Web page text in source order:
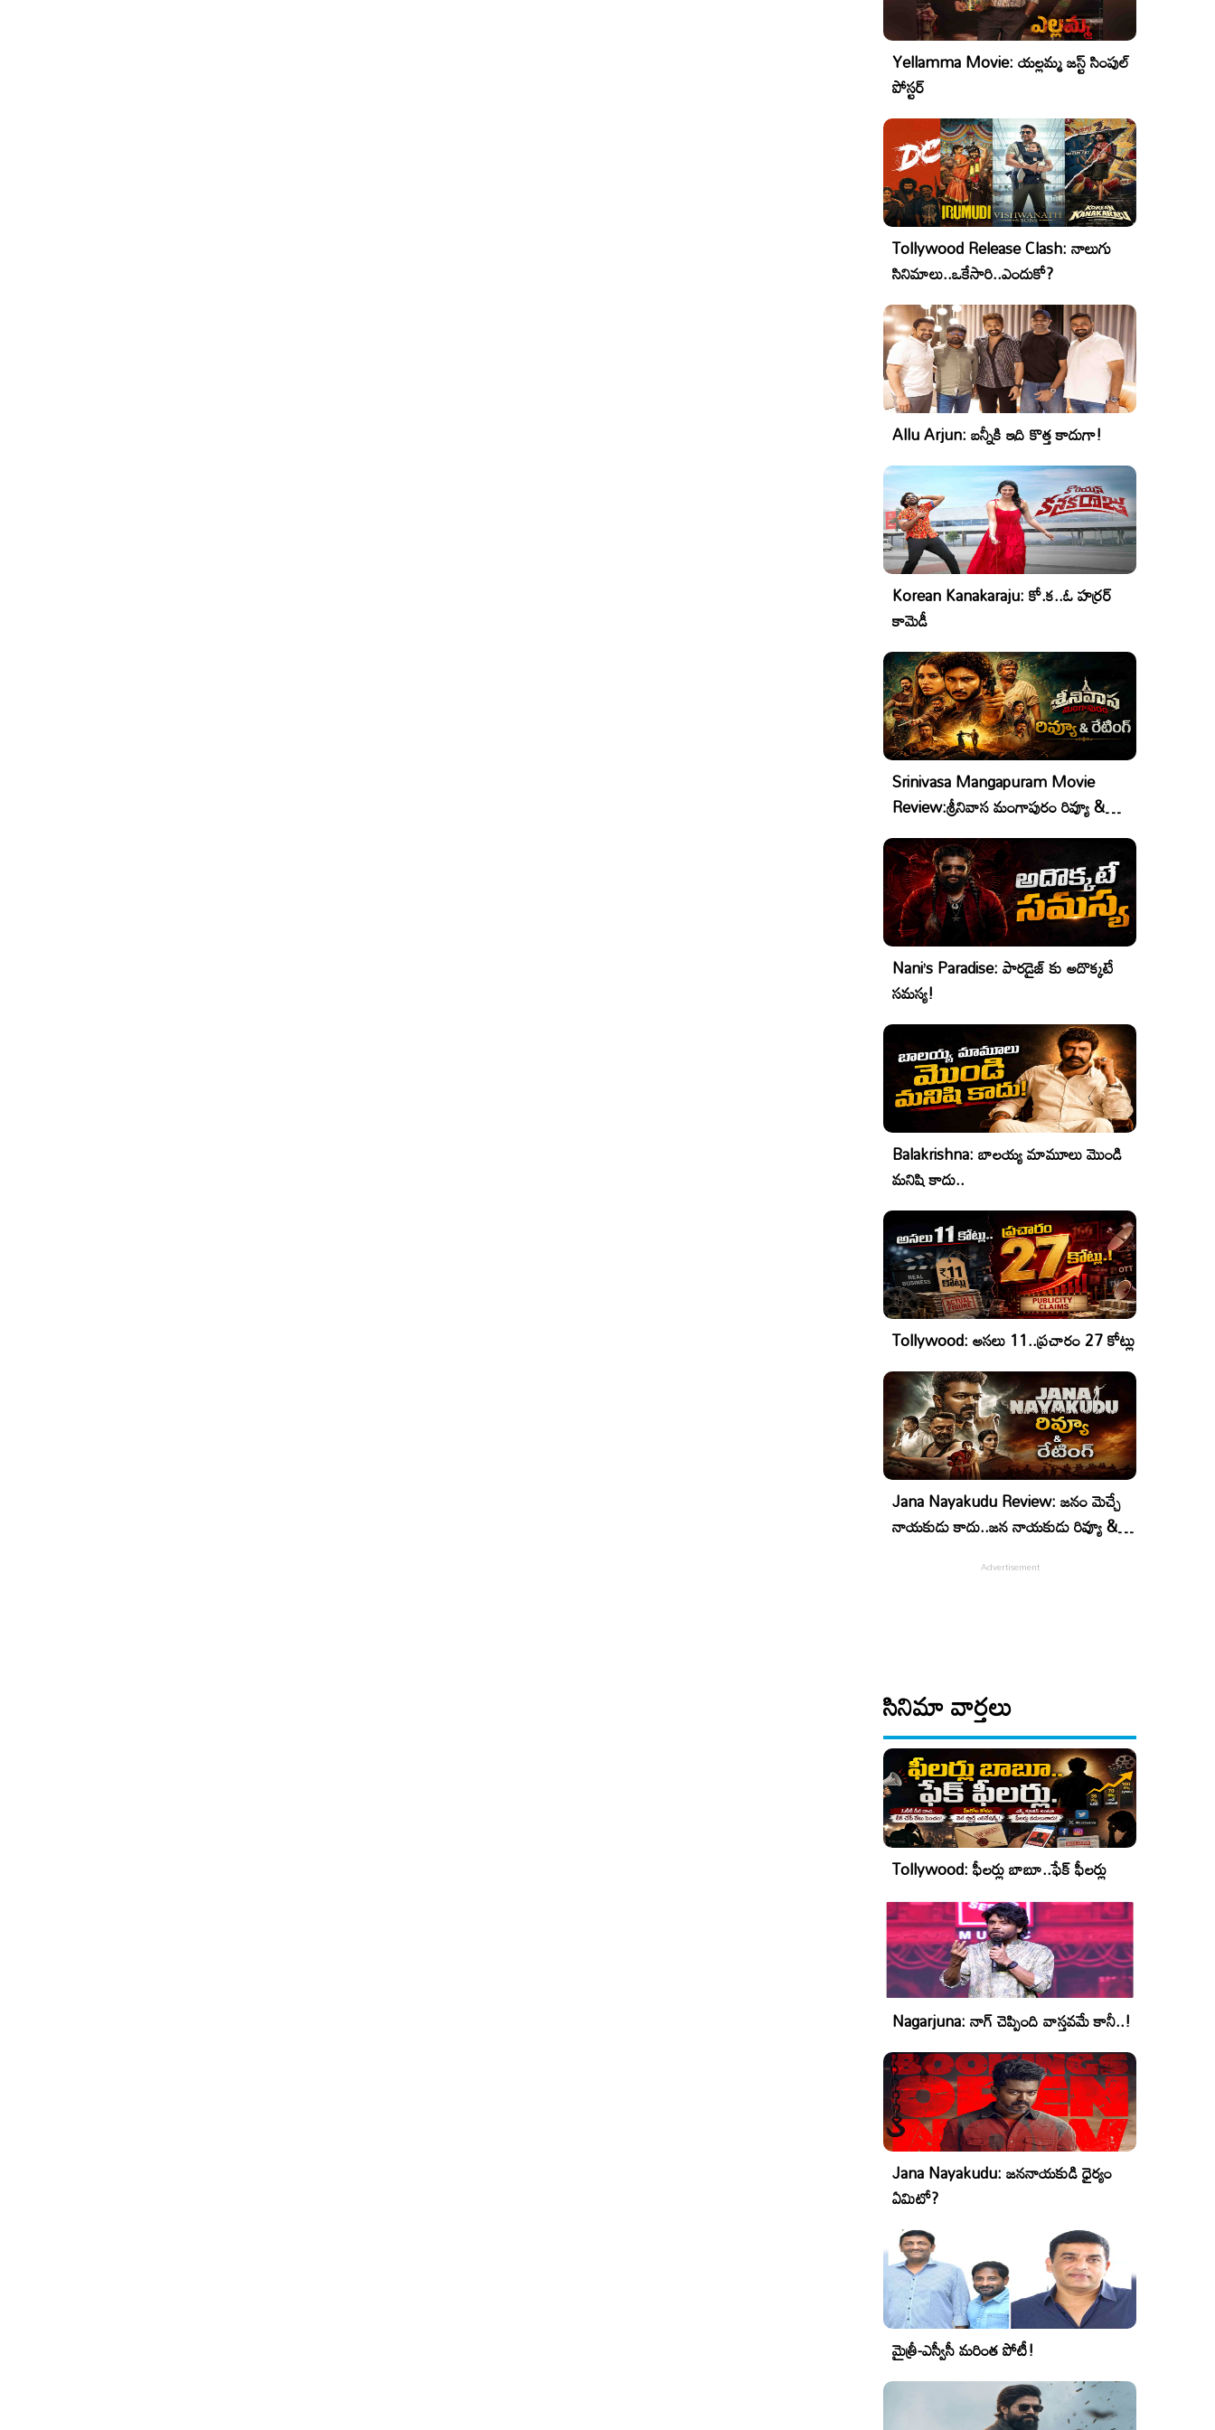
Yellamma Movie: యల్లమ్మ జస్ట్ సింపుల్
పోస్టర్
Tollywood Release Clash: నాలుగు
సినిమాలు..ఒకేసారి..ఎందుకో?
Allu Arjun: బన్నీకి ఇది కొత్త కాదుగా!
Korean Kanakaraju: కో.క..ఓ హర్రర్
కామెడీ
Srinivasa Mangapuram Movie
Review:శ్రీనివాస మంగాపురం రివ్యూ &
రేటింగ్
Nani’s Paradise: పారడైజ్ కు అదొక్కటే
సమస్య!
Balakrishna: బాలయ్య మామూలు మొండి
మనిషి కాదు..
Tollywood: అసలు 11..ప్రచారం 27 కోట్లు
Jana Nayakudu Review: జనం మెచ్చే
నాయకుడు కాదు..జన నాయకుడు రివ్యూ &
సినిమా వార్తలు
Tollywood: ఫీలర్లు బాబూ..ఫేక్ ఫీలర్లు
Nagarjuna: నాగ్ చెప్పింది వాస్తవమే కానీ..!
Jana Nayakudu: జననాయకుడి ధైర్యం
ఏమిటో?
మైత్రీ-ఎస్వీసీ మరింత పోటీ!